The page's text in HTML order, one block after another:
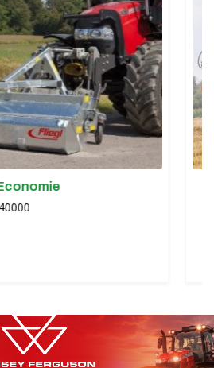
Русский
српски
Українська
MASSEY FERGUSON RB
à balles rondes à chambre